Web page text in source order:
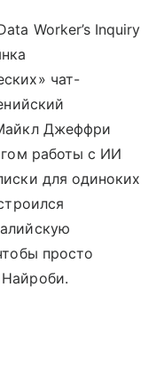
Worker’s Inquiry
чат-
Джеффри
работы с ИИ
для одиноких
просто